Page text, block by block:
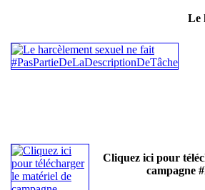
Le
Cliquez ici pour
campagne